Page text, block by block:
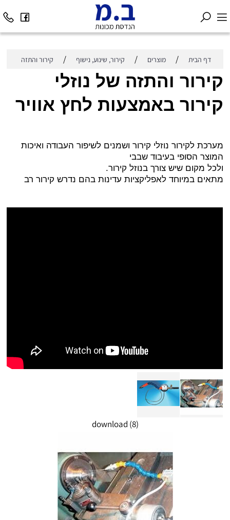
דף הבית / מוצרים / קירור, שינוע, נישוף / קירור והתזה
קירור והתזה של נוזלי
קירור באמצעות לחץ אוויר
מערכת לקירור נוזלי קירור ושמנים לשיפור העבודה ואיכות
המוצר הסופי בעיבוד שבבי
ולכל מקום שיש צורך בנוזל קירור.
מתאים במיוחד לאפליקציות עדינות בהם נדרש קירור רב
download (8)